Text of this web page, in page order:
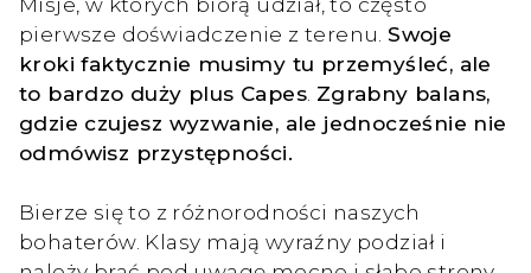
pierwsze doświadczenie z terenu.Swoje
kroki faktycznie musimy tu przemyśleć, ale
to bardzo duży plus Capes Zgrabny balans,
gdzie czujesz wyzwanie, ale jednocześnie nie
odmówisz przystępności.
Bierze się to z różnorodności naszych
bohaterów. Klasy mają wyraźny podział i